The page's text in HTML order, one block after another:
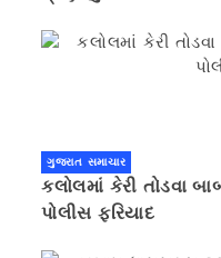
ગુજરાત સમાચાર
કલોલમાં કેરી તોડવા
પોલીસ ફરિયાદ